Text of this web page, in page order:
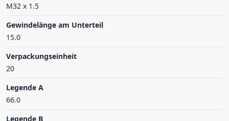
M32 x 1.5
Gewindelänge am Unterteil
15.0
Verpackungseinheit
20
Legende A
66.0
Legende B